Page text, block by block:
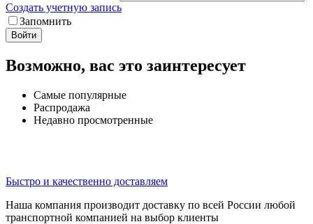
Создать учетную запись
Запомнить
Войти
Возможно, вас это заинтересует
Самые популярные
Распродажа
Недавно просмотренные
Быстро и качественно доставляем
Наша компания производит доставку по всей России любой
транспортной компанией на выбор клиенты